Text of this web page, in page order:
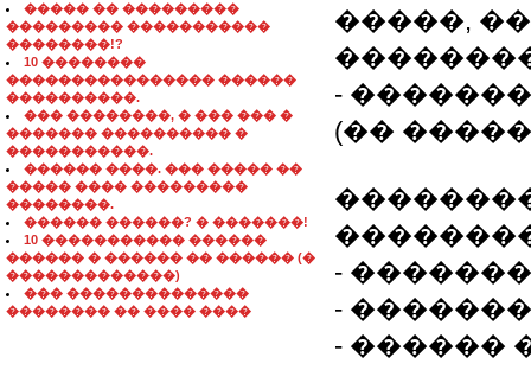
����� �� ���������
��������� �����������
��������!?
10 ��������
���������������� ������
����������.
��� ��������, � ��� ��� �
������� ���������� �
�����������.
������ ����. ��� ����� ��
����� ���� ���������
��������.
������ ������? � �������!
10 ����������� ������
������ � ������ �� ������ (�
�������������)
��� ��������������
�������� �� ���� ����
�����,
-
(��
-
-
- ������